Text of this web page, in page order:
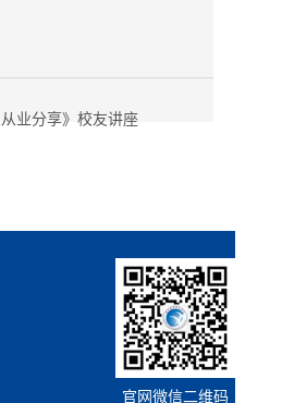
业分享》校友讲座
官网微信二维码